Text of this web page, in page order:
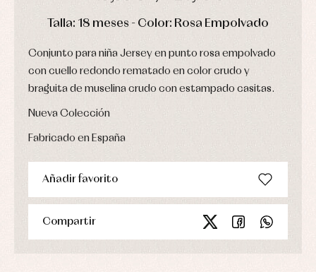
DÍAS HORAS MIN SEG
Talla: 18 meses - Color: Rosa Empolvado
Conjunto para niña Jersey en punto rosa empolvado
con cuello redondo rematado en color crudo y
braguita de muselina crudo con estampado casitas.
Nueva Colección
Fabricado en España
Añadir favorito
Compartir
abrigo
de
interior